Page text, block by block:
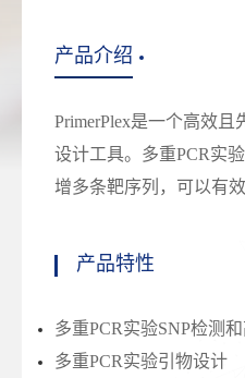
产品介绍
PrimerPlex是一个高效
设计工具。多重PCR实
增多条靶序列，可以有
产品特性
多重PCR实验SNP检测
多重PCR实验引物设计